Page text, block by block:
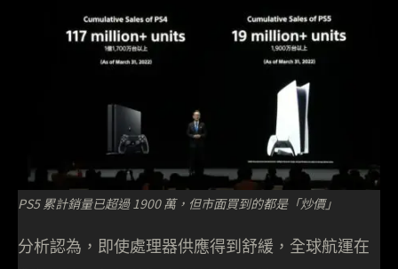
PS5 累計銷量已超過 1900 萬，但市面買到的都是「炒價」
分析認為，即使處理器供應得到舒緩，全球航運在